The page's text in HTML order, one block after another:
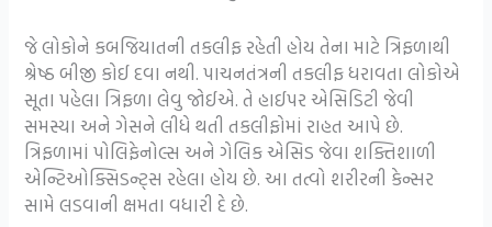
જે લોકોને કબજિયાતની તકલીફ રહેતી હોય તેના માટે ત્રિફળાથી
શ્રેષ્ઠ બીજી કોઈ દવા નથી. પાચનતંત્રની તકલીફ ધરાવતા લોકોએ
સૂતા પહેલા ત્રિફળા લેવુ જોઈએ. તે હાઈપર એસિડિટી જેવી
સમસ્યા અને ગેસને લીધે થતી તકલીફોમાં રાહત આપે છે.
ત્રિફળામાં પોલિફેનોલ્સ અને ગેલિક એસિડ જેવા શક્તિશાળી
એન્ટિઓક્સિડન્ટ્સ રહેલા હોય છે. આ તત્વો શરીરની કેન્સર
સામે લડવાની ક્ષમતા વધારી દે છે.